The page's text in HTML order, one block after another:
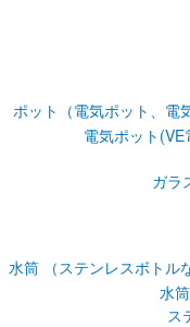
ポット（電気ポット、電
電気ポット
ガラ
水筒 （ステンレスボトル
水
ス